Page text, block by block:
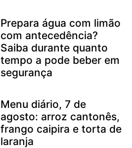
Prepara água com limão
com antecedência?
Saiba durante quanto
tempo a pode beber em
segurança
Menu diário, 7 de
agosto: arroz cantonês,
frango caipira e torta de
laranja